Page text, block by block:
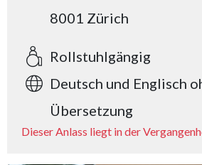
8001 Zürich
Rollstuhlgängig
Deutsch und Englisch
Übersetzung
Dieser Anlass liegt in der